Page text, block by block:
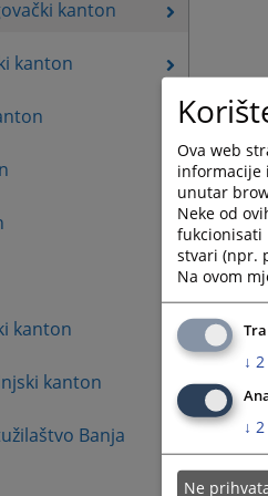
kanton
kanton
kanton
kanton
Banja
Ova web
informacije
unutar
Neke od
fukcionisati
stvari (npr.
Na ovom
↓ 2
↓ 2
Ne